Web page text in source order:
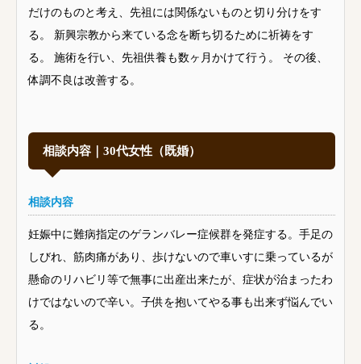
だけのものと考え、先祖には関係ないものと切り分けをす
る。 新興宗教から来ている念を断ち切るために祈祷をす
る。 施術を行い、先祖供養も数ヶ月かけて行う。 その後、
体調不良は改善する。
相談内容｜30代女性（既婚）
相談内容
妊娠中に難病指定のゲランバレー症候群を発症する。手足の
しびれ、筋肉痛があり、歩けないので車いすに乗っているが
懸命のリハビリ等で無事に出産出来たが、症状が治まったわ
けではないので辛い。子供を抱いてやる事も出来ず悩んでい
る。